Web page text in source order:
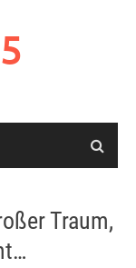
Traum,